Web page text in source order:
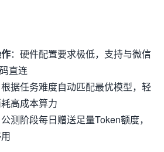
：硬件配置要求极低，支持与微信
直连
根据任务难度自动匹配最优模型，轻
高成本算力
公测阶段每日赠送足量Token额度，